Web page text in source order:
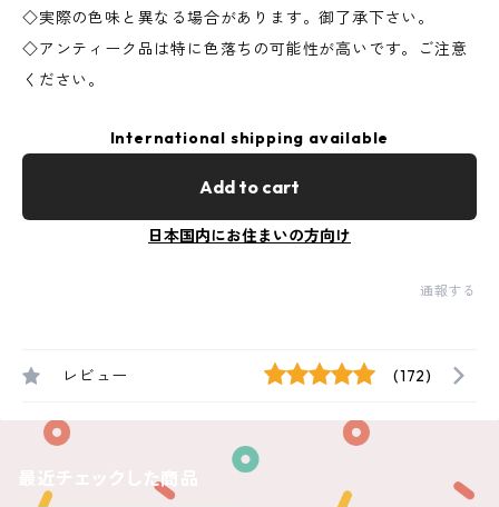
◇実際の色味と異なる場合があります。御了承下さい。
◇アンティーク品は特に色落ちの可能性が高いです。ご注意
ください。
International shipping available
Add to cart
日本国内にお住まいの方向け
通報する
レビュー (172)
最近チェックした商品